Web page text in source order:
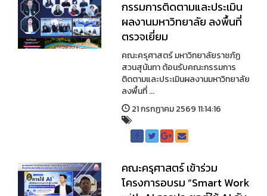
กรรมการติดตามและประเมิน
ผลงานมหาวิทยาลัย ลงพื้นที่
ตรวจเยี่ยม
คณะครุศาสตร์ มหาวิทยาลัยราชภัฏ
สวนสุนันทา ต้อนรับคณะกรรมการ
ติดตามและประเมินผลงานมหาวิทยาลัย
ลงพื้นที่ ...
21 กรกฏาคม 2569 11:14:16
คณะครุศาสตร์ เข้าร่วม
โครงการอบรม “Smart Work